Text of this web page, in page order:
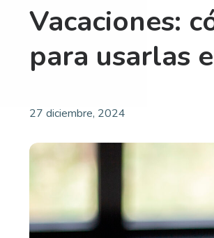
Vacaciones:
para usarlas
27 diciembre, 2024